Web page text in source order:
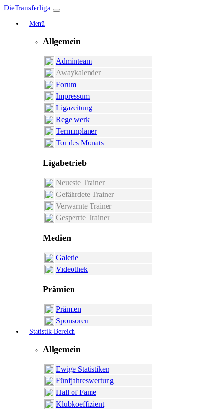
DieTransferliga
Menü
Allgemein
Adminteam
Awaykalender
Forum
Impressum
Ligazeitung
Regelwerk
Terminplaner
Tor des Monats
Ligabetrieb
Neueste Trainer
Gefährdete Trainer
Verwarnte Trainer
Gesperrte Trainer
Medien
Galerie
Videothek
Prämien
Prämien
Sponsoren
Statistik-Bereich
Allgemein
Ewige Statistiken
Fünfjahreswertung
Hall of Fame
Klubkoeffizient